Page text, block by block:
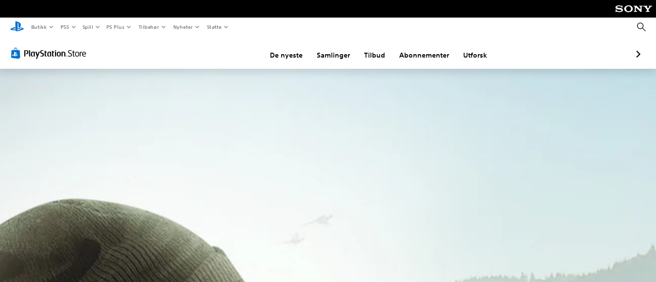
Butikk PS5 Spill PS Plus Tilbehør Nyheter Støtte
S
ø
De nyeste Samlinger Tilbud Abonnementer Utforsk